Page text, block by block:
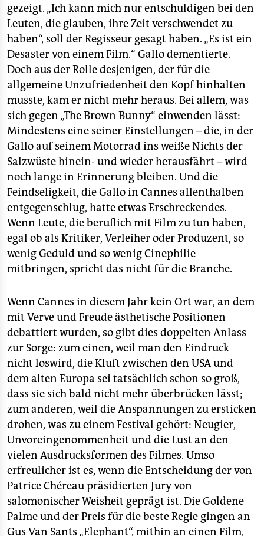
gezeigt. „Ich kann mich nur entschuldigen bei den
Leuten, die glauben, ihre Zeit verschwendet zu
haben“, soll der Regisseur gesagt haben. „Es ist ein
Desaster von einem Film.“ Gallo dementierte.
Doch aus der Rolle desjenigen, der für die
allgemeine Unzufriedenheit den Kopf hinhalten
musste, kam er nicht mehr heraus. Bei allem, was
sich gegen „The Brown Bunny“ einwenden lässt:
Mindestens eine seiner Einstellungen – die, in der
Gallo auf seinem Motorrad ins weiße Nichts der
Salzwüste hinein- und wieder herausfährt – wird
noch lange in Erinnerung bleiben. Und die
Feindseligkeit, die Gallo in Cannes allenthalben
entgegenschlug, hatte etwas Erschreckendes.
Wenn Leute, die beruflich mit Film zu tun haben,
egal ob als Kritiker, Verleiher oder Produzent, so
wenig Geduld und so wenig Cinephilie
mitbringen, spricht das nicht für die Branche.
Wenn Cannes in diesem Jahr kein Ort war, an dem
mit Verve und Freude ästhetische Positionen
debattiert wurden, so gibt dies doppelten Anlass
zur Sorge: zum einen, weil man den Eindruck
nicht loswird, die Kluft zwischen den USA und
dem alten Europa sei tatsächlich schon so groß,
dass sie sich bald nicht mehr überbrücken lässt;
zum anderen, weil die Anspannungen zu ersticken
drohen, was zu einem Festival gehört: Neugier,
Unvoreingenommenheit und die Lust an den
vielen Ausdrucksformen des Filmes. Umso
erfreulicher ist es, wenn die Entscheidung der von
Patrice Chéreau präsidierten Jury von
salomonischer Weisheit geprägt ist. Die Goldene
Palme und der Preis für die beste Regie gingen an
Gus Van Sants „Elephant“, mithin an einen Film,